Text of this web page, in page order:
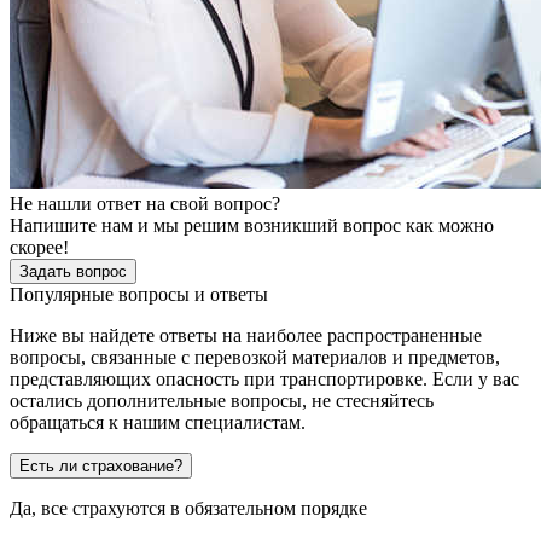
Не нашли ответ на свой вопрос?
Напишите нам и мы решим возникший вопрос как можно
скорее!
Задать вопрос
Популярные вопросы и ответы
Ниже вы найдете ответы на наиболее распространенные
вопросы, связанные с перевозкой материалов и предметов,
представляющих опасность при транспортировке. Если у вас
остались дополнительные вопросы, не стесняйтесь
обращаться к нашим специалистам.
Есть ли страхование?
Да, все страхуются в обязательном порядке